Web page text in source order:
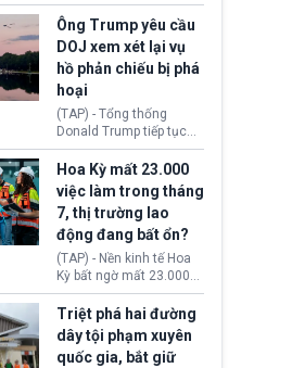
thêm 41 hồ sơ liên quan
đến UFO hay còn được
gọi là hiện tượng bất
thường chưa xác định
(UAP). Những tài liệu này
bao gồm hình ảnh,
video, báo cáo từ nhiều
cơ quan khác nhau như
Cục Điều tra Liên bang
(FBI), Cơ quan Tình báo
Trung ương (CIA) và Bộ
Ngoại giao (DOS).
Ông Trump yêu cầu
DOJ xem xét lại vụ
hồ phản chiếu bị phá
hoại
(TAP) - Tổng thống
Donald Trump tiếp tục
cho rằng, hồ phản chiếu
trước Đài tưởng niệm
Lincoln bị phá hoại. Lãnh
đạo Nhà Trắng yêu cầu
Bộ Tư pháp (DOJ) xem
xét lại quyết định hủy
truy tố những cá nhân bị
nghi ngờ làm hư hại
công trình.
Hoa Kỳ mất 23.000
việc làm trong tháng
7, thị trường lao
động đang bất ổn?
(TAP) - Nền kinh tế Hoa
Kỳ bất ngờ mất 23.000
việc làm vào tháng 7,
cho thấy thị trường lao
động có dấu hiệu suy
yếu sau thời gian duy trì
tương đối ổn định suốt
Triệt phá hai đường
dây tội phạm xuyên
quốc gia, bắt giữ